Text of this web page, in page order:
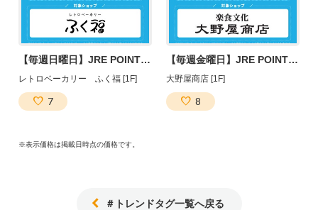
【毎週日曜日】JRE POINT２倍デー♪
レトロベーカリー ふく福 [1F]
7
【毎週金曜日】JRE POINT２倍デー！
大野屋商店 [1F]
8
※表示価格は掲載日時点の価格です。
＃トレンドタグ一覧へ戻る